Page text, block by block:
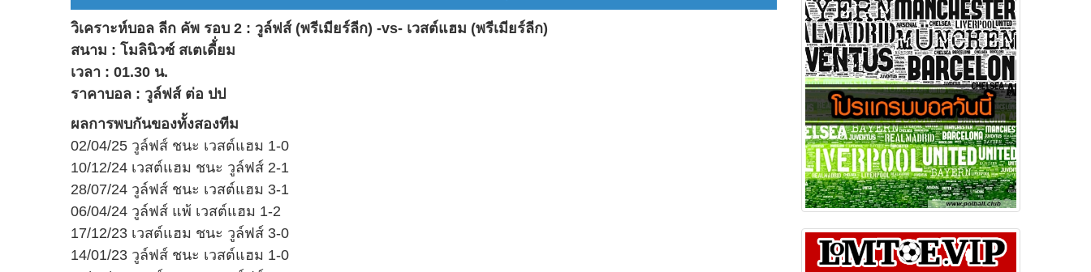
วิเคราะห์บอล ลีก คัพ รอบ 2 : วูล์ฟส์ (พรีเมียร์ลีก) -vs- เวสต์แฮม (พรีเมียร์ลีก)
สนาม : โมลินิวซ์ สเตเดี้่ยม
เวลา : 01.30 น.
ราคาบอล : วูล์ฟส์ ต่อ ปป
ผลการพบกันของทั้งสองทีม
02/04/25 วูล์ฟส์ ชนะ เวสต์แฮม 1-0
10/12/24 เวสต์แฮม ชนะ วูล์ฟส์ 2-1
28/07/24 วูล์ฟส์ ชนะ เวสต์แฮม 3-1
06/04/24 วูล์ฟส์ แพ้ เวสต์แฮม 1-2
17/12/23 เวสต์แฮม ชนะ วูล์ฟส์ 3-0
14/01/23 วูล์ฟส์ ชนะ เวสต์แฮม 1-0